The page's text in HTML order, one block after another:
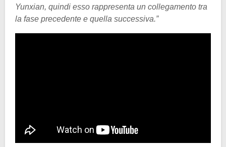
Yunxian, quindi esso rappresenta un collegamento tra
la fase precedente e quella successiva.”